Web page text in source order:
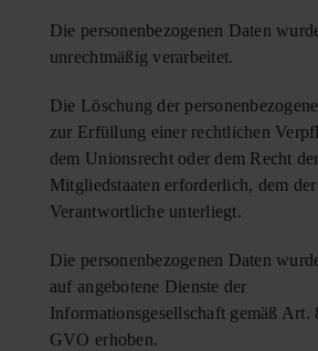
Die personenbezogenen Daten
unrechtmäßig verarbeitet.
Die Löschung der
zur Erfüllung einer rechtlichen
dem Unionsrecht oder dem Recht der
Mitgliedstaaten erforderlich, dem der
Verantwortliche unterliegt.
Die personenbezogenen Daten
auf angebotene Dienste der
Informationsgesellschaft gemäß Art.
GVO erhoben.